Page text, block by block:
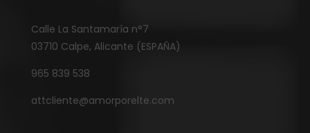
Calle La Santamaría n°7
03710 Calpe, Alicante (ESPAÑA)
965 839 538
attcliente@amorporelte.com